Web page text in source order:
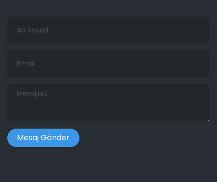
Soyad
Mesajınız